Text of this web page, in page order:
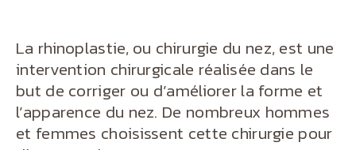
La rhinoplastie, ou chirurgie du nez, est une
intervention chirurgicale réalisée dans le
but de corriger ou d’améliorer la forme et
l’apparence du nez. De nombreux hommes
et femmes choisissent cette chirurgie pour